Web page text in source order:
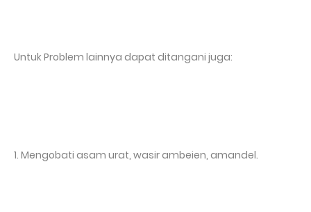
Untuk Problem lainnya dapat ditangani juga:
1. Mengobati asam urat, wasir ambeien, amandel.